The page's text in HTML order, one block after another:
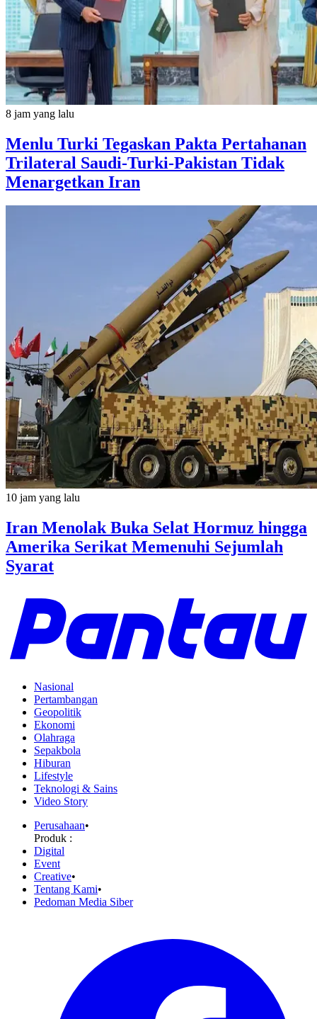
8 jam yang lalu
Menlu Turki Tegaskan Pakta Pertahanan
Trilateral Saudi-Turki-Pakistan Tidak
Menargetkan Iran
10 jam yang lalu
Iran Menolak Buka Selat Hormuz hingga
Amerika Serikat Memenuhi Sejumlah
Syarat
Nasional
Pertambangan
Geopolitik
Ekonomi
Olahraga
Sepakbola
Hiburan
Lifestyle
Teknologi & Sains
Video Story
Perusahaan•
Produk :
Digital
Event
Creative•
Tentang Kami•
Pedoman Media Siber